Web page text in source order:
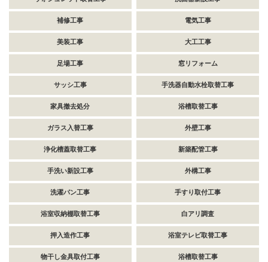
補修工事 電気工事
美装工事 大工工事
足場工事 窓リフォーム
サッシ工事 手洗器自動水栓取替工事
家具撤去処分 浴槽取替工事
ガラス入替工事 外壁工事
浄化槽蓋取替工事 新築配管工事
手洗い新設工事 外構工事
洗濯パン工事 手すり取付工事
浴室収納棚取替工事 白アリ調査
押入造作工事 浴室テレビ取替工事
物干し金具取付工事 浴槽取替工事